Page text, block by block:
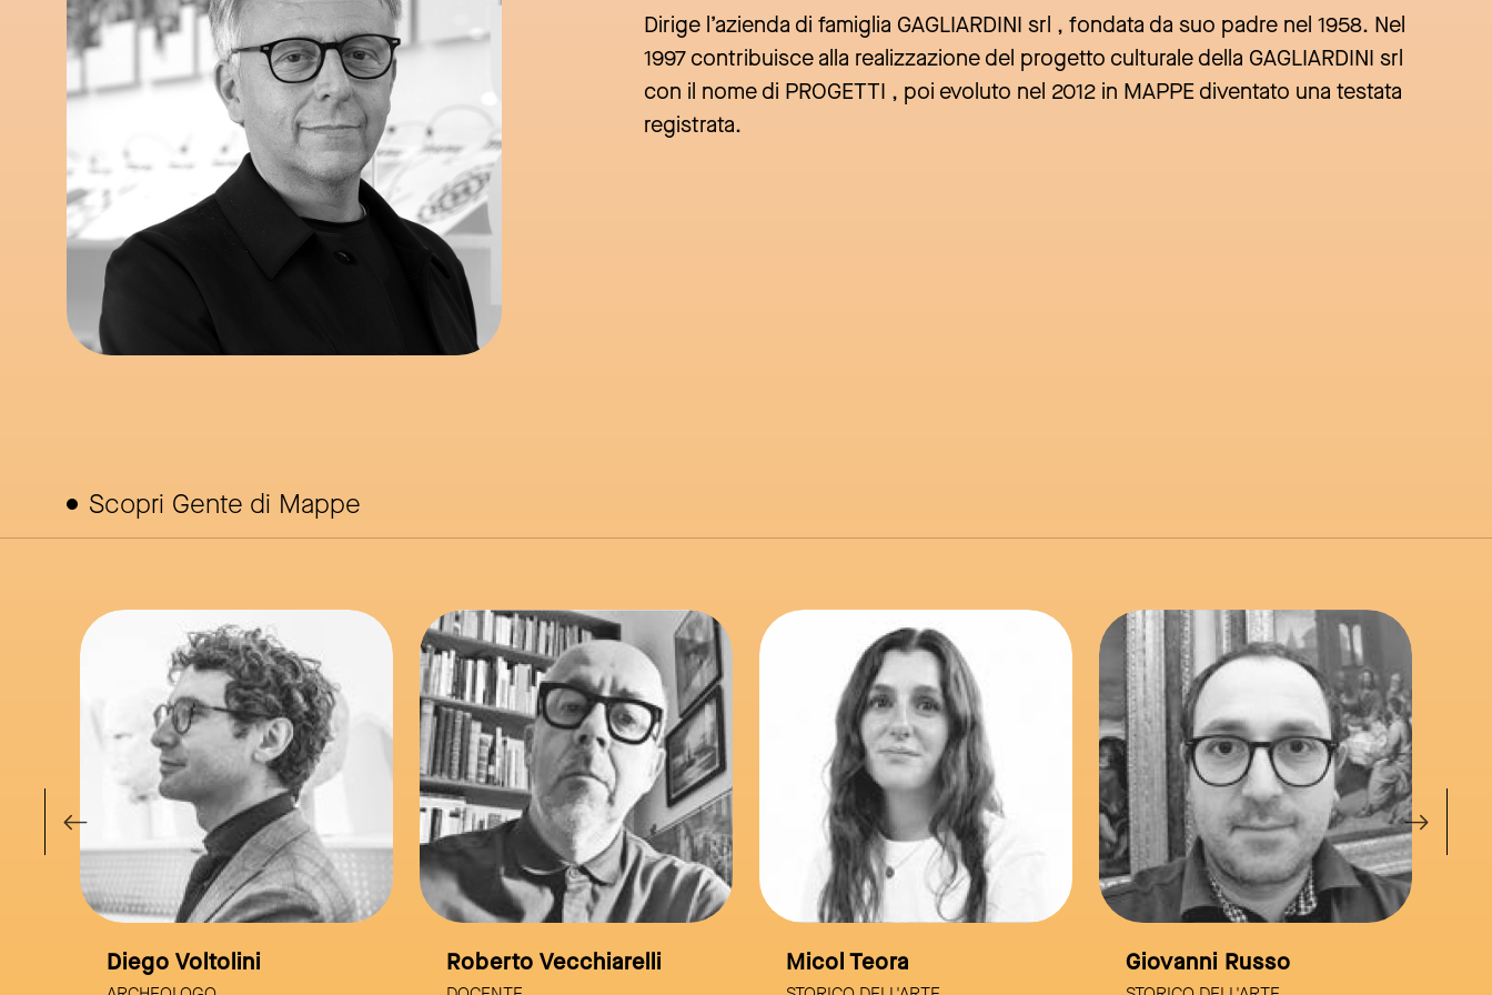
Dirige l’azienda di famiglia GAGLIARDINI srl , fondata da suo padre nel 1958. Nel
1997 contribuisce alla realizzazione del progetto culturale della GAGLIARDINI srl
con il nome di PROGETTI , poi evoluto nel 2012 in MAPPE diventato una testata
registrata.
Scopri Gente di Mappe
Roberto Vecchiarelli Micol Teora Giovanni Russo
link to page
Francesco Primari
link to page link to page link to page link to page